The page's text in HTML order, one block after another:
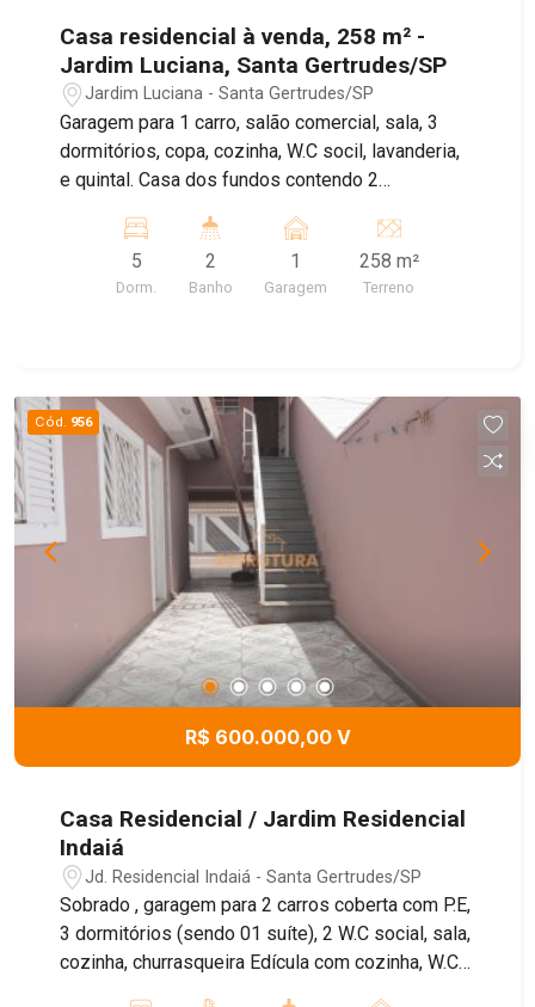
Casa residencial à venda, 258 m² -
Jardim Luciana, Santa Gertrudes/SP
Jardim Luciana - Santa Gertrudes/SP
Garagem para 1 carro, salão comercial, sala, 3
dormitórios, copa, cozinha, W.C socil, lavanderia,
e quintal. Casa dos fundos contendo 2
5
Dorm.
2
Banho
1
Garagem
258 m²
Terreno
Cód. 956
R$ 600.000,00 V
Casa Residencial / Jardim Residencial
Indaiá
Jd. Residencial Indaiá - Santa Gertrudes/SP
Sobrado , garagem para 2 carros coberta com P.E,
3 dormitórios (sendo 01 suíte), 2 W.C social, sala,
cozinha, churrasqueira Edícula com cozinha, W.C